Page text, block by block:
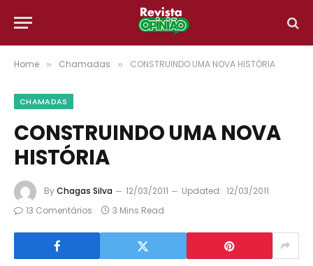
Home » Chamadas » CONSTRUINDO UMA NOVA HISTÓRIA
CHAMADAS
CONSTRUINDO UMA NOVA
HISTÓRIA
ByChagas Silva 12/03/2011 Updated: 12/03/2011
13 Comentários
3 Mins Read